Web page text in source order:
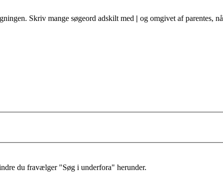
Skriv mange søgeord adskilt med | og omgivet af parentes,
du fravælger "Søg i underfora" herunder.